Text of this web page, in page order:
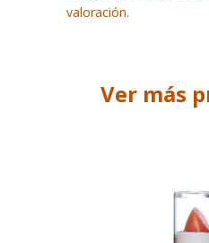
valoración.
Ver más